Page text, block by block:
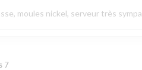
moules nickel, serveur très sympa
7